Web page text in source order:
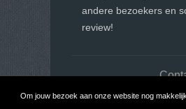
Om jouw bezoek aan onze website nog
andere bezoekers en
review!